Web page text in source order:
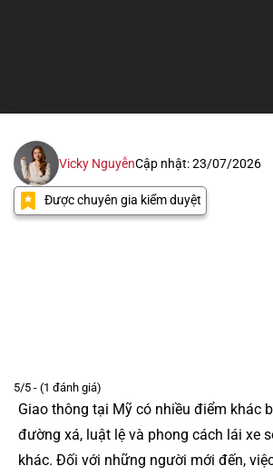
Vicky NguyễnCập nhật: 23/07/2026
Được chuyên gia kiểm duyệt
5/5 - (1 đánh giá)
Giao thông tại Mỹ có nhiều điểm khác
đường xá, luật lệ và phong cách lái xe
khác. Đối với những người mới đến,